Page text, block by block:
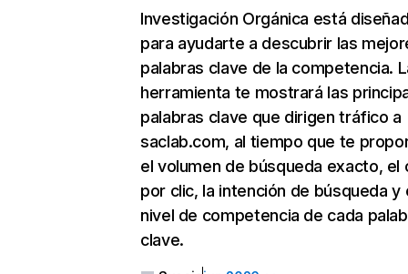
Investigación Orgánica está
para ayudarte a descubrir las
palabras clave de la competencia.
herramienta te mostrará las
palabras clave que dirigen tráfico a
saclab.com, al tiempo que te
el volumen de búsqueda exacto, el
por clic, la intención de búsqueda y
nivel de competencia de cada
clave.